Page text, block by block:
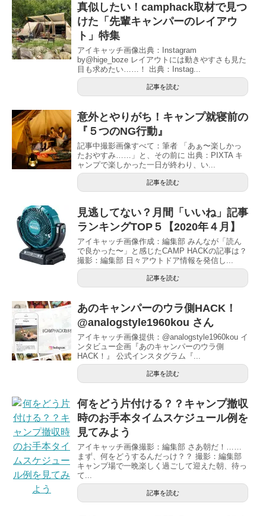
真似したい！camphack取材で見つ
けた「先輩キャンパーのレイアウ
ト」特集
アイキャッチ画像出典：Instagram
by@hige_boze レイアウトには動きやすさも見た
目も求めたい……！ 出典：Instag...
記事を読む
意外とやりがち！キャンプ就寝前の
『５つのNG行動』
記事中撮影画像すべて：筆者 「あぁ〜楽しかっ
たおやすみ……」と、その前に 出典：PIXTA キ
ャンプで楽しかった一日が終わり、い...
記事を読む
見逃してない？月間「いいね」記事
ランキングTOP５【2020年４月】
アイキャッチ画像作成：編集部 みんなが「読ん
で良かった〜」と感じたCAMP HACKの記事は？
撮影：編集部 日々アウトドア情報を発信し...
記事を読む
あのキャンパーのウラ側HACK！
@analogstyle1960kou さん
アイキャッチ画像提供：@analogstyle1960kou イ
ンタビュー企画『あのキャンパーのウラ側
HACK！』 公式インスタグラム『...
記事を読む
何をどう片付ける？？キャンプ撤収
時のお手本タイムスケジュール例を
見てみよう
アイキャッチ画像撮影：編集部 さあ朝だ！……
まず、何をどうするんだっけ？？ 撮影：編集部
キャンプ場で一晩楽しく過ごして迎えた朝、待っ
て...
記事を読む